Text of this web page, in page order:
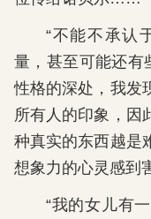
“不能不承认
量，甚至可能还
性格的深处，我发
所有人的印象，因
种真实的东西越是
想象力的心灵感到
“我的女儿有